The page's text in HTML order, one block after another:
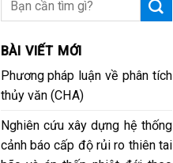
BÀI VIẾT MỚI
Phương pháp luận về phân tích
thủy văn (CHA)
Nghiên cứu xây dựng hệ thống
cảnh báo cấp độ rủi ro thiên tai